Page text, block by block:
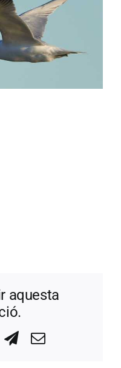
aquesta
Telegram
Correo